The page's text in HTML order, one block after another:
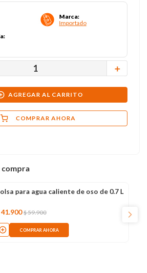
Marca:
Importado
:
＋
AGREGAR AL CARRITO
COMPRAR AHORA
compra
para agua caliente de oso de 0.7 L
41.900 $59.900
COMPRAR AHORA